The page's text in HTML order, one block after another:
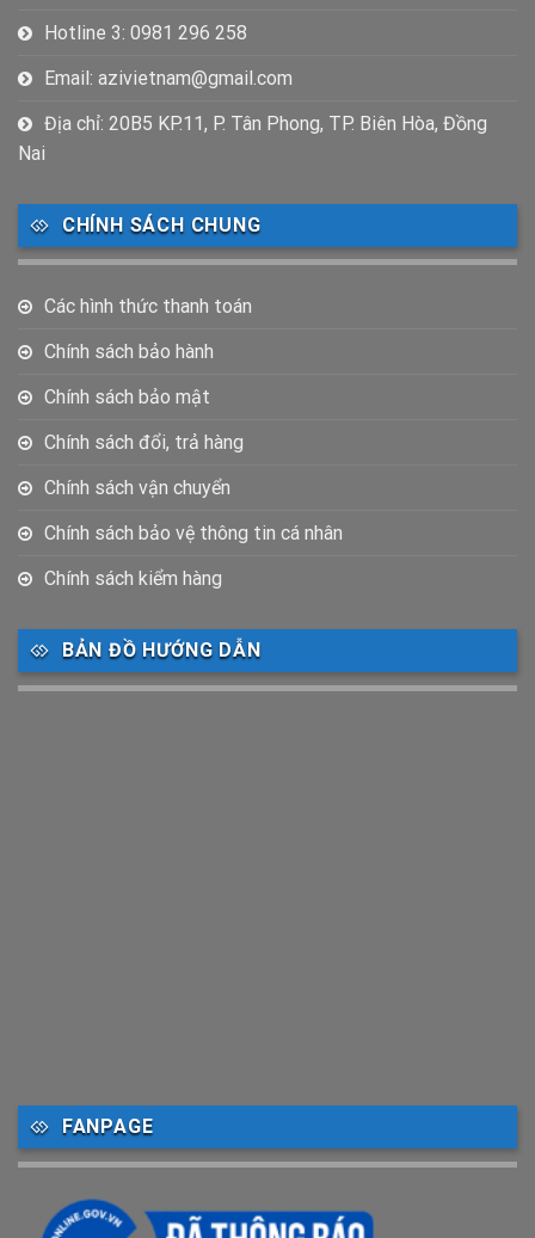
Hotline 3: 0981 296 258
Email: azivietnam@gmail.com
Địa chỉ: 20B5 KP.11, P. Tân Phong, TP. Biên Hòa, Đồng
Nai
CHÍNH SÁCH CHUNG
Các hình thức thanh toán
Chính sách bảo hành
Chính sách bảo mật
Chính sách đổi, trả hàng
Chính sách vận chuyển
Chính sách bảo vệ thông tin cá nhân
Chính sách kiểm hàng
BẢN ĐỒ HƯỚNG DẪN
FANPAGE